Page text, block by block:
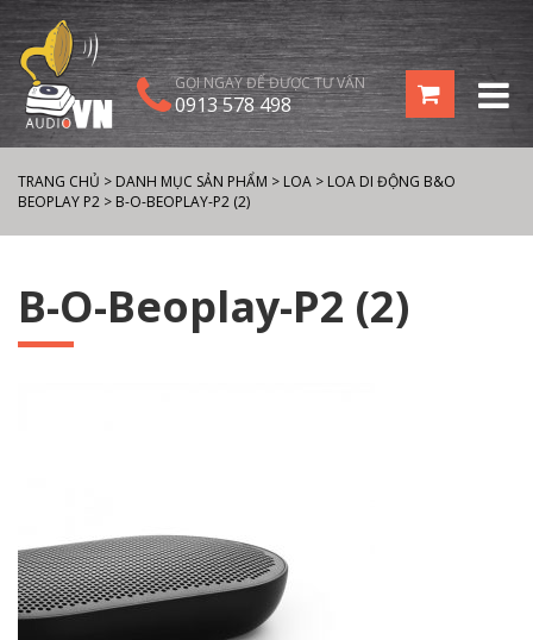
GỌI NGAY ĐỂ ĐƯỢC TƯ VẤN
0913 578 498
TRANG CHỦ > DANH MỤC SẢN PHẨM > LOA > LOA DI ĐỘNG B&O
BEOPLAY P2 > B-O-BEOPLAY-P2 (2)
B-O-Beoplay-P2 (2)